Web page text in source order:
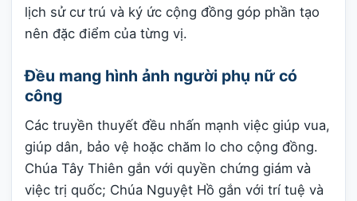
lịch sử cư trú và ký ức cộng đồng góp phần tạo
nên đặc điểm của từng vị.
Đều mang hình ảnh người phụ nữ có
công
Các truyền thuyết đều nhấn mạnh việc giúp vua,
giúp dân, bảo vệ hoặc chăm lo cho cộng đồng.
Chúa Tây Thiên gắn với quyền chứng giám và
việc trị quốc; Chúa Nguyệt Hồ gắn với trí tuệ và